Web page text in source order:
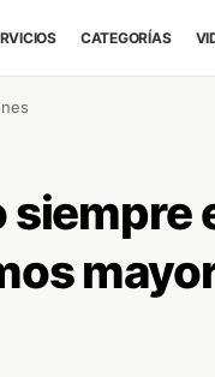
CATEGORÍAS
siempre